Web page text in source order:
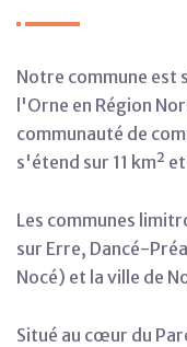
Notre commune est
l'Orne en Région
communauté de
s'étend sur 11 km²
Les communes
sur Erre, Dancé-
Nocé) et la ville de
Situé au cœur du